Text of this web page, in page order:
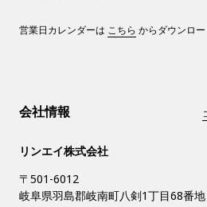
営業日カレンダーは こちら からダウンロー
会社情報
リンエイ株式会社
〒501-6012
岐阜県羽島郡岐南町八剣1丁目68番地